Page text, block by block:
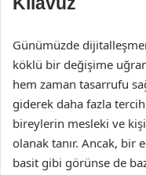
Günümüzde
köklü bir değişime
hem zaman tasarrufu
giderek daha fazla
bireylerin mesleki ve
olanak tanır. Ancak, bir
basit gibi görünse de